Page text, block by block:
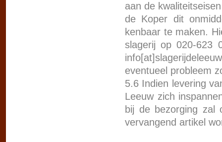
aan de
de Koper dit
kenbaar te maken.
slagerij op 020-623
eventueel probleem
5.6 Indien levering
Leeuw zich
bij de bezorging zal
vervangend artikel